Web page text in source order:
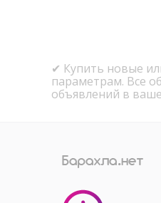
✔ Купить новые
параметрам. Все
объявлений в